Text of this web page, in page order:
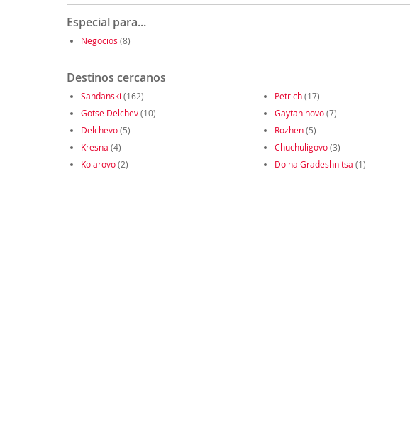
Especial para...
Negocios (8)
Destinos cercanos
Sandanski (162) Petrich(17)
Gotse Delchev(10) Gaytaninovo(7)
Delchevo(5) Rozhen(5)
Kresna (4) Chuchuligovo(3)
Kolarovo(2) Dolna Gradeshnitsa (1)